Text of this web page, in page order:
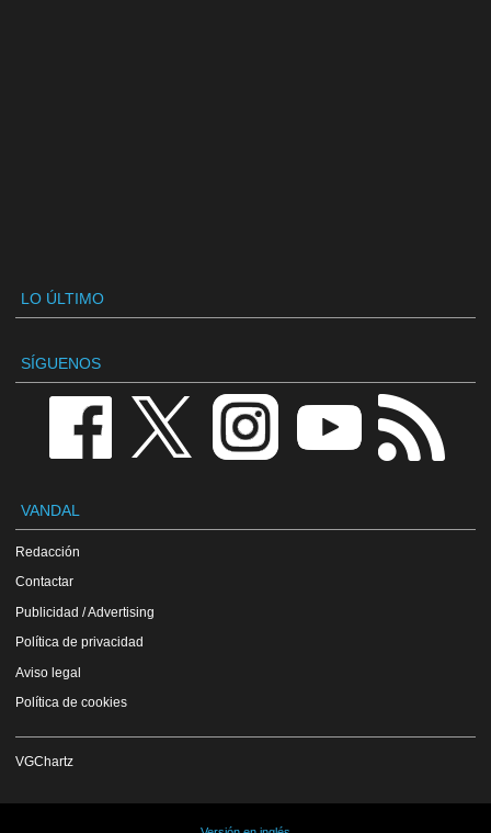
LO ÚLTIMO
SÍGUENOS
VANDAL
Redacción
Contactar
Publicidad / Advertising
Política de privacidad
Aviso legal
Política de cookies
VGChartz